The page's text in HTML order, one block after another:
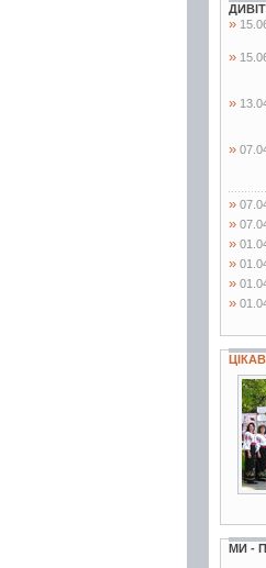
»
»
»
»
»
»
»
»
»
»
МИ -